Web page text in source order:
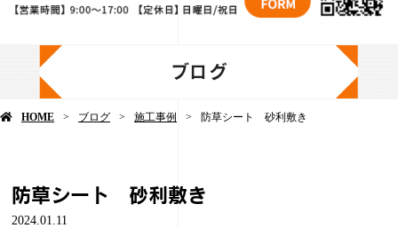
ブログ
HOME ブログ 施工事例 防草シート 砂利敷き
防草シート 砂利敷き
2024.01.11